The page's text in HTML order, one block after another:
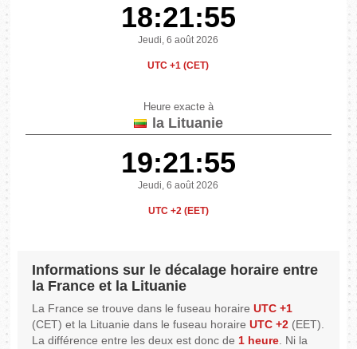
18:21:55
Jeudi, 6 août 2026
UTC +1 (CET)
Heure exacte à
la Lituanie
19:21:55
Jeudi, 6 août 2026
UTC +2 (EET)
Informations sur le décalage horaire entre
la France et la Lituanie
La France se trouve dans le fuseau horaireUTC +1
(CET) et la Lituanie dans le fuseau horaireUTC +2 (EET).
La différence entre les deux est donc de1 heure. Ni la